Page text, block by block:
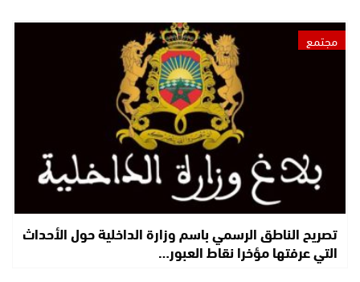
مجتمع
تصريح الناطق الرسمي باسم وزارة الداخلية حول الأحداث
التي عرفتها مؤخرا نقاط العبور…